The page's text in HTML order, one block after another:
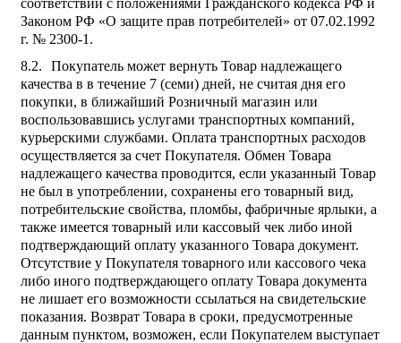
Законом РФ «О защите прав потребителей» от 07.02.1992
г. № 2300-1.
Покупатель может вернуть Товар надлежащего
качества в в течение 7 (семи) дней, не считая дня его
покупки, в ближайший Розничный магазин или
воспользовавшись услугами транспортных компаний,
курьерскими службами. Оплата транспортных расходов
осуществляется за счет Покупателя. Обмен Товара
надлежащего качества проводится, если указанный Товар
не был в употреблении, сохранены его товарный вид,
потребительские свойства, пломбы, фабричные ярлыки, а
также имеется товарный или кассовый чек либо иной
подтверждающий оплату указанного Товара документ.
Отсутствие у Покупателя товарного или кассового чека
либо иного подтверждающего оплату Товара документа
не лишает его возможности ссылаться на свидетельские
показания. Возврат Товара в сроки, предусмотренные
данным пунктом, возможен, если Покупателем выступает